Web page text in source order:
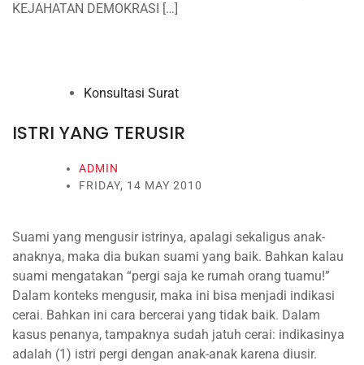
KEJAHATAN DEMOKRASI […]
Konsultasi Surat
ISTRI YANG TERUSIR
ADMIN
FRIDAY, 14 MAY 2010
Suami yang mengusir istrinya, apalagi sekaligus anak-
anaknya, maka dia bukan suami yang baik. Bahkan kalau
suami mengatakan “pergi saja ke rumah orang tuamu!”
Dalam konteks mengusir, maka ini bisa menjadi indikasi
cerai. Bahkan ini cara bercerai yang tidak baik. Dalam
kasus penanya, tampaknya sudah jatuh cerai: indikasinya
adalah (1) istri pergi dengan anak-anak karena diusir.